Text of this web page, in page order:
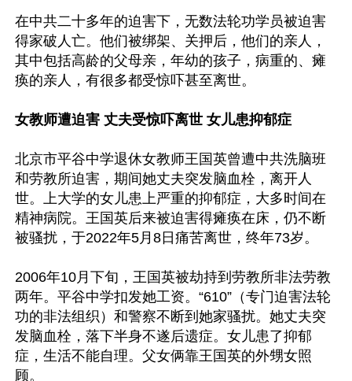
在中共二十多年的迫害下，无数法轮功学员被迫害
得家破人亡。他们被绑架、关押后，他们的亲人，
其中包括高龄的父母亲，年幼的孩子，病重的、瘫
痪的亲人，有很多都受惊吓甚至离世。
女教师遭迫害 丈夫受惊吓离世 女儿患抑郁症
北京市平谷中学退休女教师王国英曾遭中共洗脑班
和劳教所迫害，期间她丈夫突发脑血栓，离开人
世。上大学的女儿患上严重的抑郁症，大多时间在
精神病院。王国英后来被迫害得瘫痪在床，仍不断
被骚扰，于2022年5月8日痛苦离世，终年73岁。
2006年10月下旬，王国英被劫持到劳教所非法劳教
两年。平谷中学扣发她工资。“610”（专门迫害法轮
功的非法组织）和警察不断到她家骚扰。她丈夫突
发脑血栓，落下半身不遂后遗症。女儿患了抑郁
症，生活不能自理。父女俩靠王国英的外甥女照
顾。